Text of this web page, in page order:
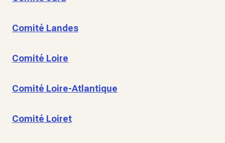
Comité Landes
Comité Loire
Comité Loire-Atlantique
Comité Loiret